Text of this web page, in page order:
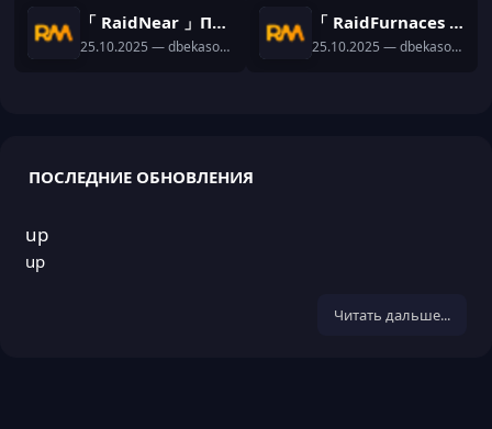
「 RaidNear 」Плагин на команду /near
25.10.2025 — dbekasov12
「 RaidFurnaces 」Плагин на кастом печи и зельеварки
25.10.2025 — dbekasov12
ПОСЛЕДНИЕ ОБНОВЛЕНИЯ
up
up
Читать дальше...